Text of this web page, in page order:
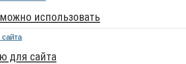
использовать
для сайта